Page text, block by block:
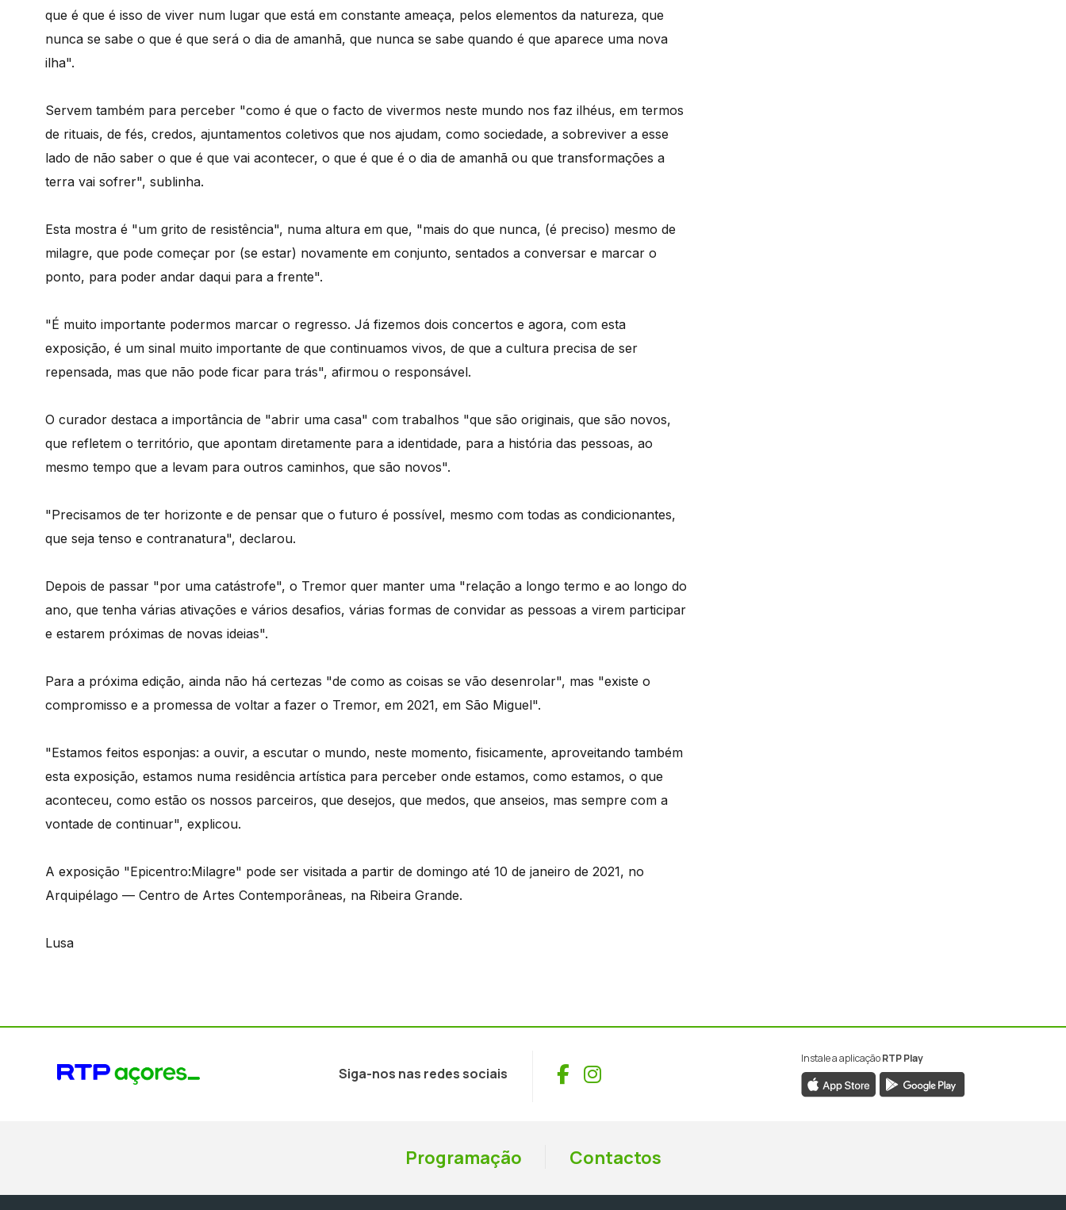
que é que é isso de viver num lugar que está em constante ameaça, pelos elementos da natureza, que
nunca se sabe o que é que será o dia de amanhã, que nunca se sabe quando é que aparece uma nova
ilha".
Servem também para perceber "como é que o facto de vivermos neste mundo nos faz ilhéus, em termos
de rituais, de fés, credos, ajuntamentos coletivos que nos ajudam, como sociedade, a sobreviver a esse
lado de não saber o que é que vai acontecer, o que é que é o dia de amanhã ou que transformações a
terra vai sofrer", sublinha.
Esta mostra é "um grito de resistência", numa altura em que, "mais do que nunca, (é preciso) mesmo de
milagre, que pode começar por (se estar) novamente em conjunto, sentados a conversar e marcar o
ponto, para poder andar daqui para a frente".
"É muito importante podermos marcar o regresso. Já fizemos dois concertos e agora, com esta
exposição, é um sinal muito importante de que continuamos vivos, de que a cultura precisa de ser
repensada, mas que não pode ficar para trás", afirmou o responsável.
O curador destaca a importância de "abrir uma casa" com trabalhos "que são originais, que são novos,
que refletem o território, que apontam diretamente para a identidade, para a história das pessoas, ao
mesmo tempo que a levam para outros caminhos, que são novos".
"Precisamos de ter horizonte e de pensar que o futuro é possível, mesmo com todas as condicionantes,
que seja tenso e contranatura", declarou.
Depois de passar "por uma catástrofe", o Tremor quer manter uma "relação a longo termo e ao longo do
ano, que tenha várias ativações e vários desafios, várias formas de convidar as pessoas a virem participar
e estarem próximas de novas ideias".
Para a próxima edição, ainda não há certezas "de como as coisas se vão desenrolar", mas "existe o
compromisso e a promessa de voltar a fazer o Tremor, em 2021, em São Miguel".
"Estamos feitos esponjas: a ouvir, a escutar o mundo, neste momento, fisicamente, aproveitando também
esta exposição, estamos numa residência artística para perceber onde estamos, como estamos, o que
aconteceu, como estão os nossos parceiros, que desejos, que medos, que anseios, mas sempre com a
vontade de continuar", explicou.
A exposição "Epicentro:Milagre" pode ser visitada a partir de domingo até 10 de janeiro de 2021, no
Arquipélago — Centro de Artes Contemporâneas, na Ribeira Grande.
Lusa
Siga-nos nas redes sociais Facebook
Instagram
Instale a aplicaçãoRTP Play
Programação Contactos